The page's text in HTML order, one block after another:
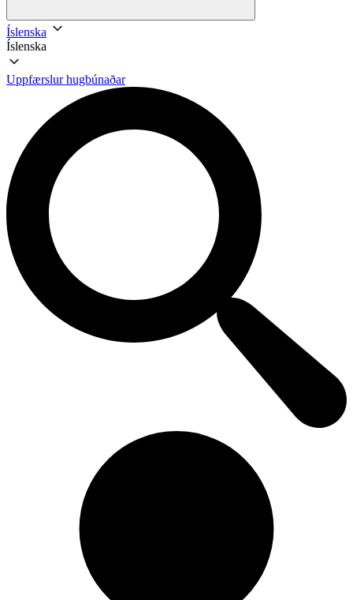
Íslenska
Íslenska
Uppfærslur hugbúnaðar